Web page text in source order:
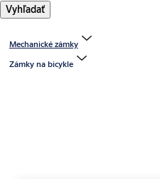
Vyhľadať
Mechanické zámky
Zámky na bicykle